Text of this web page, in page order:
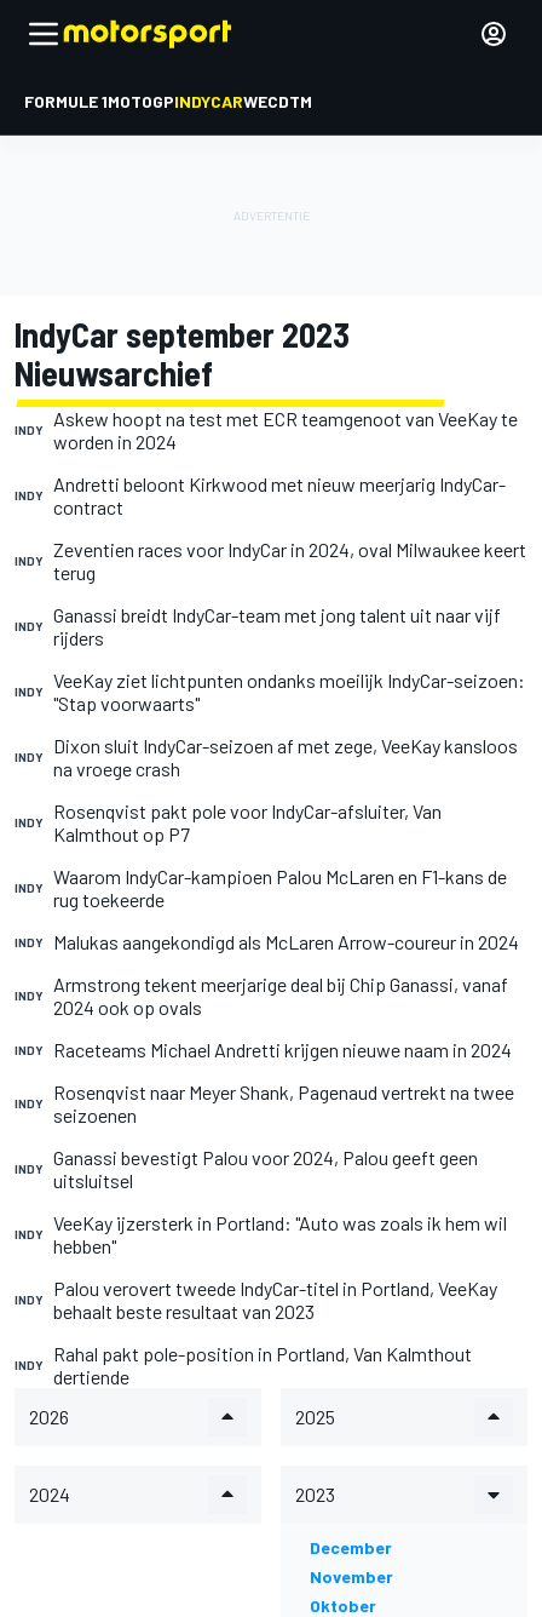
FORMULE 1MOTOGPINDYCARWECDTM
IndyCar september 2023
Nieuwsarchief
INDY
Askew hoopt na test met ECR teamgenoot van VeeKay te
worden in 2024
INDY
Andretti beloont Kirkwood met nieuw meerjarig IndyCar-
contract
INDY
Zeventien races voor IndyCar in 2024, oval Milwaukee keert
terug
INDY
Ganassi breidt IndyCar-team met jong talent uit naar vijf
rijders
INDY
VeeKay ziet lichtpunten ondanks moeilijk IndyCar-seizoen:
"Stap voorwaarts"
INDY
Dixon sluit IndyCar-seizoen af met zege, VeeKay kansloos
na vroege crash
INDY
Rosenqvist pakt pole voor IndyCar-afsluiter, Van
Kalmthout op P7
INDY
Waarom IndyCar-kampioen Palou McLaren en F1-kans de
rug toekeerde
INDY Malukas aangekondigd als McLaren Arrow-coureur in 2024
INDY
Armstrong tekent meerjarige deal bij Chip Ganassi, vanaf
2024 ook op ovals
INDY Raceteams Michael Andretti krijgen nieuwe naam in 2024
INDY
Rosenqvist naar Meyer Shank, Pagenaud vertrekt na twee
seizoenen
INDY
Ganassi bevestigt Palou voor 2024, Palou geeft geen
uitsluitsel
INDY
VeeKay ijzersterk in Portland: "Auto was zoals ik hem wil
hebben"
INDY
Palou verovert tweede IndyCar-titel in Portland, VeeKay
behaalt beste resultaat van 2023
INDY
Rahal pakt pole-position in Portland, Van Kalmthout
dertiende
2026
2025
2024 2023
December
November
Oktober